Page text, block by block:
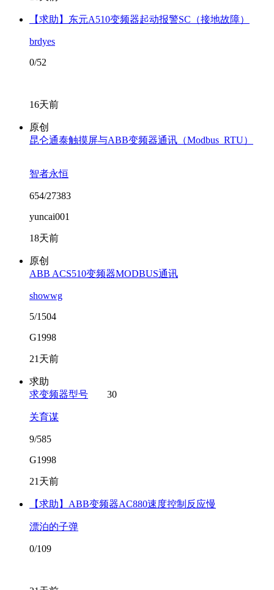
【求助】东元A510变频器起动报警SC（接地故障）
brdyes
0/52
16天前
原创
昆仑通泰触摸屏与ABB变频器通讯（Modbus_RTU）
智者永恒
654/27383
yuncai001
18天前
原创
ABB ACS510变频器MODBUS通讯
showwg
5/1504
G1998
21天前
求助
求变频器型号
30
关育谋
9/585
G1998
21天前
【求助】ABB变频器AC880速度控制反应慢
漂泊的子弹
0/109